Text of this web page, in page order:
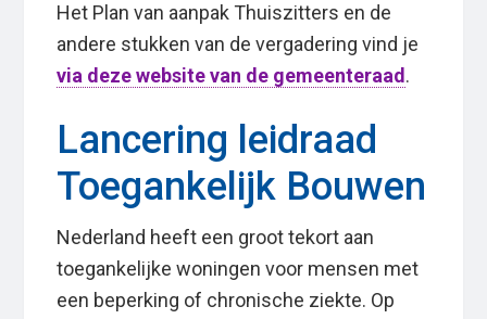
Het Plan van aanpak Thuiszitters en de
andere stukken van de vergadering vind je
via deze website van de gemeenteraad.
Lancering leidraad
Toegankelijk Bouwen
Nederland heeft een groot tekort aan
toegankelijke woningen voor mensen met
een beperking of chronische ziekte. Op